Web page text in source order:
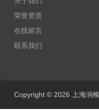
荣誉资质
在线留言
联系我们
Copyright © 2026 上海润